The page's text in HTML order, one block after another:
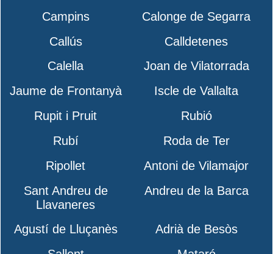
Campins
Calonge de Segarra
Callús
Calldetenes
Calella
Joan de Vilatorrada
Jaume de Frontanyà
Iscle de Vallalta
Rupit i Pruit
Rubió
Rubí
Roda de Ter
Ripollet
Antoni de Vilamajor
Sant Andreu de
Llavaneres
Andreu de la Barca
Agustí de Lluçanès
Adrià de Besòs